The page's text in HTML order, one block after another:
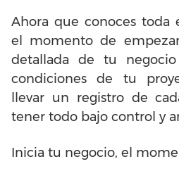
Ahora que conoces toda
el momento de
detallada de tu
condiciones de tu
llevar un registro de
tener todo bajo control y
Inicia tu negocio, el